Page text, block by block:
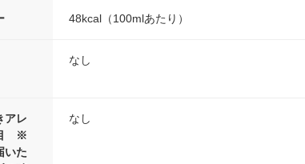
48kcal（100mlあたり）
なし
アレ
※
いた
なし